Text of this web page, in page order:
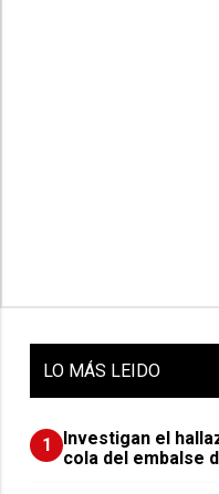
LO MÁS LEIDO
1
Investigan el
cola del embalse